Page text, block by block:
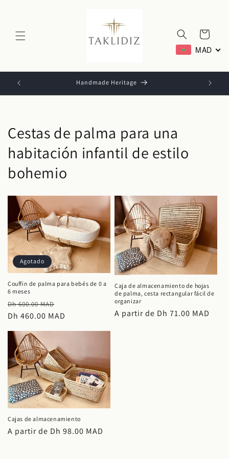
Carrito
MAD
Handmade Heritage
Cestas de palma para una
habitación infantil de estilo
bohemio
Agotado
Couffin de palma para bebés de 0 a
6 meses
Precio
habitual
Dh 600.00 MAD
de
oferta
Dh 460.00 MAD
Caja de almacenamiento de hojas
de palma, cesta rectangular fácil de
organizar
Precio
A partir de Dh 71.00 MAD
Cajas de almacenamiento
Precio
A partir de Dh 98.00 MAD